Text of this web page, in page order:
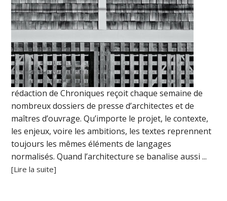
rédaction de Chroniques reçoit chaque semaine de
nombreux dossiers de presse d’architectes et de
maîtres d’ouvrage. Qu’importe le projet, le contexte,
les enjeux, voire les ambitions, les textes reprennent
toujours les mêmes éléments de langages
normalisés. Quand l’architecture se banalise aussi ...
[Lire la suite]